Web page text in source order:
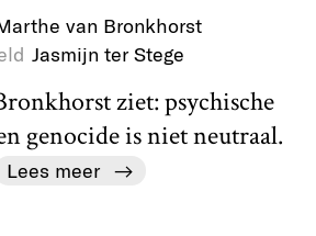
van Bronkhorst
Jasmijn ter Stege
ziet: psychische
genocide is niet neutraal.
Lees meer